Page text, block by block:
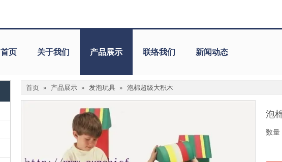
首页 关于我们 产品展示 联络我们 新闻动态
首页 » 产品展示 » 发泡玩具 » 泡棉超级大积木
泡
数量